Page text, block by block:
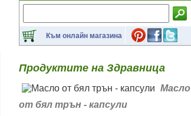
Към онлайн магазина
Продуктите на Здравница
Масло
от бял трън - капсули